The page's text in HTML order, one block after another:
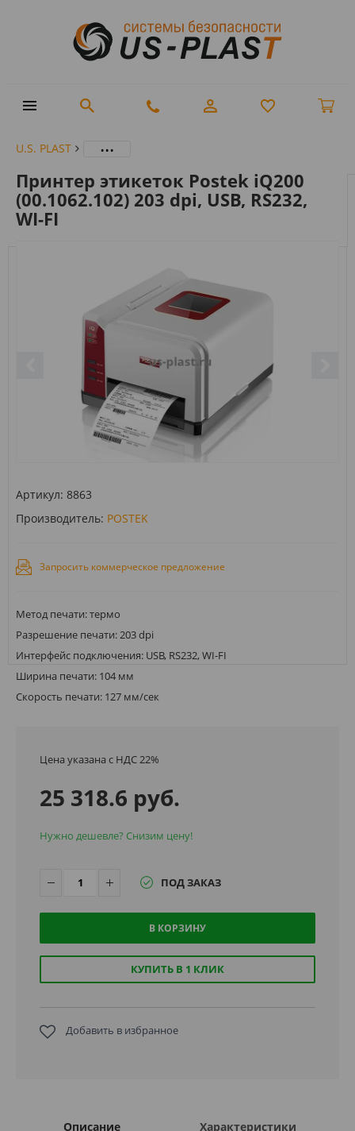
U.S. PLAST ...
Принтер этикеток Postek iQ200
(00.1062.102) 203 dpi, USB, RS232,
WI-FI
Артикул: 8863
Производитель: POSTEK
Запросить коммерческое предложение
Метод печати: термо
Разрешение печати: 203 dpi
Интерфейс подключения: USB, RS232, WI-FI
Ширина печати: 104 мм
Скорость печати: 127 мм/сек
Цена указана с НДС 22%
25 318.6 руб.
Нужно дешевле? Снизим цену!
ПОД ЗАКАЗ
В КОРЗИНУ
КУПИТЬ В 1 КЛИК
Добавить в избранное
Описание Характеристики